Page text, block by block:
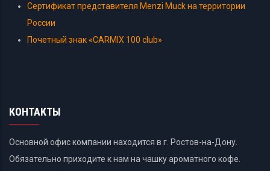
Сертификат представителя Menzi Muck на территории
России
Почетный знак «CARMIX 100 club»
КОНТАКТЫ
Основной офис компании находится в г. Ростов-на-Дону.
Обязательно приходите к нам на чашку ароматного кофе.